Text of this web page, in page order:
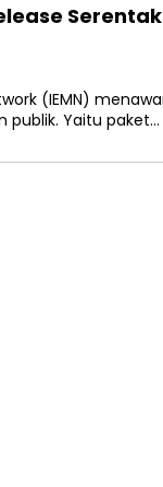
(IEMN)
publik. Yaitu paket…